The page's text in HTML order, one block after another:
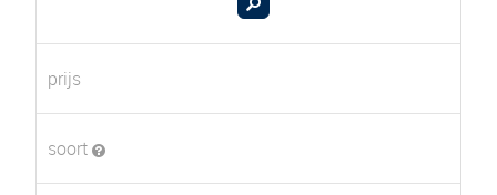
prijs
soort